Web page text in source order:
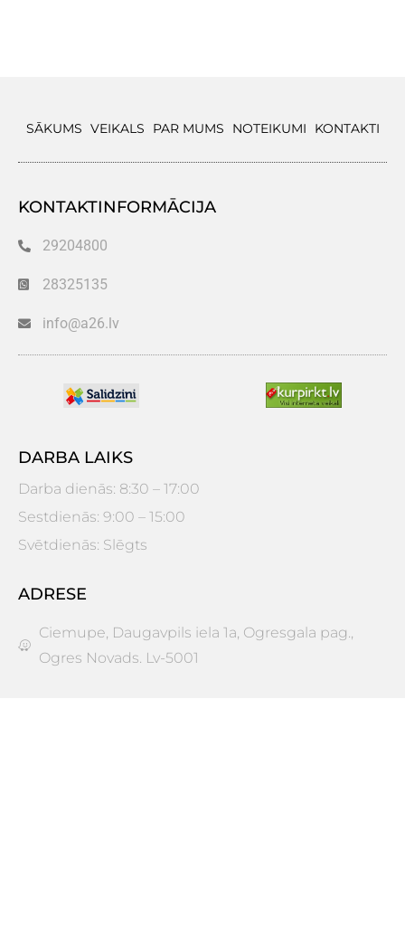
SĀKUMS VEIKALS PAR MUMS NOTEIKUMI KONTAKTI
KONTAKTINFORMĀCIJA
29204800
28325135
info@a26.lv
DARBA LAIKS
Darba dienās: 8:30 – 17:00
Sestdienās: 9:00 – 15:00
Svētdienās: Slēgts
ADRESE
Ciemupe, Daugavpils iela 1a, Ogresgala pag.,
Ogres Novads. Lv-5001